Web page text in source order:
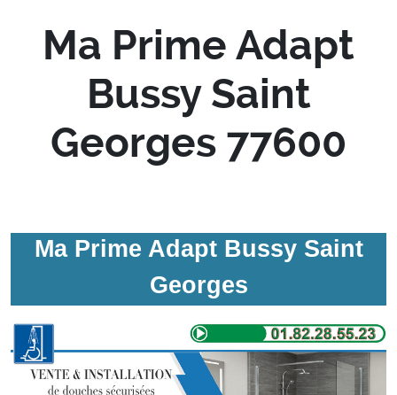
Ma Prime Adapt
Bussy Saint
Georges 77600
Ma Prime Adapt Bussy Saint
Georges